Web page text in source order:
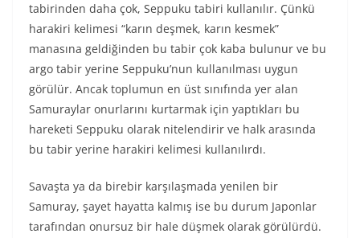
tabirinden daha çok, Seppuku tabiri kullanılır. Çünkü
harakiri kelimesi “karın deşmek, karın kesmek”
manasına geldiğinden bu tabir çok kaba bulunur ve bu
argo tabir yerine Seppuku’nun kullanılması uygun
görülür. Ancak toplumun en üst sınıfında yer alan
Samuraylar onurlarını kurtarmak için yaptıkları bu
hareketi Seppuku olarak nitelendirir ve halk arasında
bu tabir yerine harakiri kelimesi kullanılırdı.
Savaşta ya da birebir karşılaşmada yenilen bir
Samuray, şayet hayatta kalmış ise bu durum Japonlar
tarafından onursuz bir hale düşmek olarak görülürdü.